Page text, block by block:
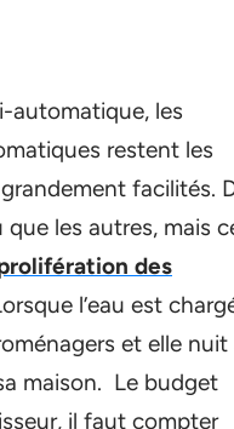
automatique, les
restent les
facilités.
que les autres, mais
des
l’eau est
et elle nuit
maison. Le budget
il faut compter